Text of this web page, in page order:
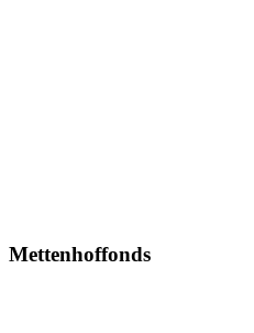
Mettenhoffonds